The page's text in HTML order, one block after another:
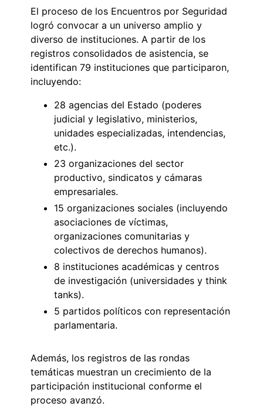
El proceso de los Encuentros por Seguridad
logró convocar a un universo amplio y
diverso de instituciones. A partir de los
registros consolidados de asistencia, se
identifican 79 instituciones que participaron,
incluyendo:
28 agencias del Estado (poderes
judicial y legislativo, ministerios,
unidades especializadas, intendencias,
etc.).
23 organizaciones del sector
productivo, sindicatos y cámaras
empresariales.
15 organizaciones sociales (incluyendo
asociaciones de víctimas,
organizaciones comunitarias y
colectivos de derechos humanos).
8 instituciones académicas y centros
de investigación (universidades y think
tanks).
5 partidos políticos con representación
parlamentaria.
Además, los registros de las rondas
temáticas muestran un crecimiento de la
participación institucional conforme el
proceso avanzó.